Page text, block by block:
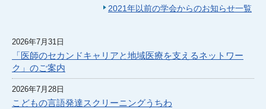
2021年以前の学会からのお知らせ一覧
2026年7月31日
「医師のセカンドキャリアと地域医療を支えるネットワー
ク」のご案内
2026年7月28日
こどもの言語発達スクリーニングうちわ